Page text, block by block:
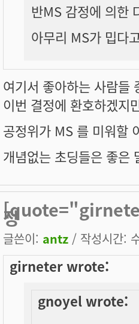
반MS 감정에 의한
아무리 MS가 밉다
여기서 좋아하는 사람들
이번 결정에 환호하겠지
공정위가 MS 를 미워할
개념없는 초딩들은 좋은
정
글쓴이: antz / 작성시간:
girneter wrote:
gnoyel wrote: